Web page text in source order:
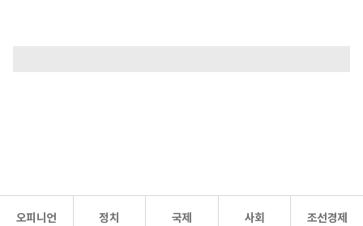
오피니언 정치 국제 사회 조선경제